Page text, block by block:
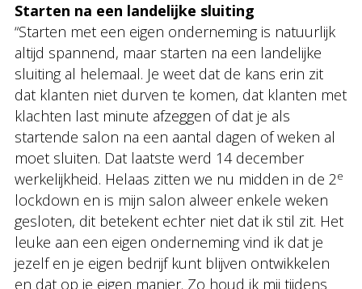
Starten na een landelijke sluiting
“Starten met een eigen onderneming is natuurlijk
altijd spannend, maar starten na een landelijke
sluiting al helemaal. Je weet dat de kans erin zit
dat klanten niet durven te komen, dat klanten met
klachten last minute afzeggen of dat je als
startende salon na een aantal dagen of weken al
moet sluiten. Dat laatste werd 14 december
werkelijkheid. Helaas zitten we nu midden in de 2e
lockdown en is mijn salon alweer enkele weken
gesloten, dit betekent echter niet dat ik stil zit. Het
leuke aan een eigen onderneming vind ik dat je
jezelf en je eigen bedrijf kunt blijven ontwikkelen
en dat op je eigen manier. Zo houd ik mij tijdens